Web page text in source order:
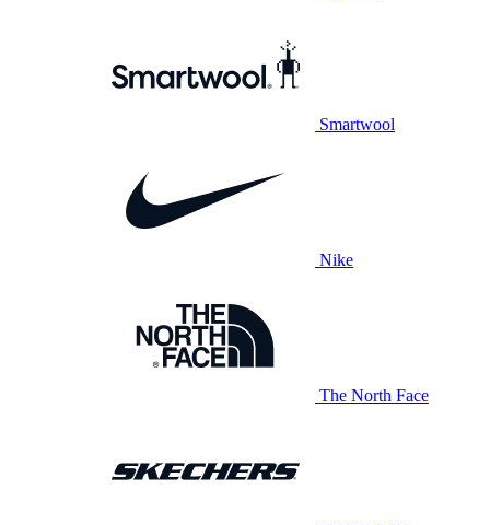
Smartwool
Nike
The North Face